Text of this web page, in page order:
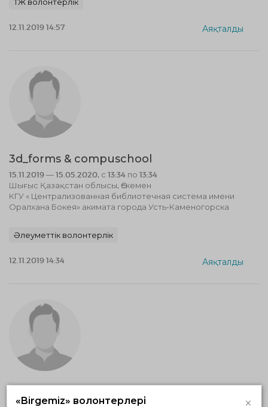
12.11.2019 14:57 Аяқталды
3d_forms & compuschool
15.11.2019 — 15.05.2020, с 13:34 по 13:34
Шығыс Қазақстан облысы, Өскемен
КГУ « Централизованная библиотечная система имени
Оралхана Бокея» акимата города Усть-Каменогорска
Әлеуметтік волонтерлік
12.11.2019 14:34 Аяқталды
«Birgemiz» волонтерлері ×